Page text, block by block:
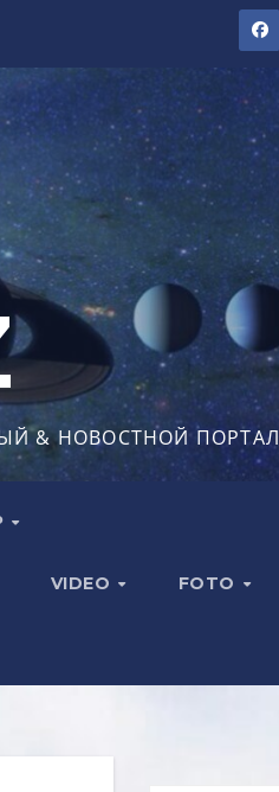
& НОВОСТНОЙ ПОРТАЛ
VIDEO FOTO